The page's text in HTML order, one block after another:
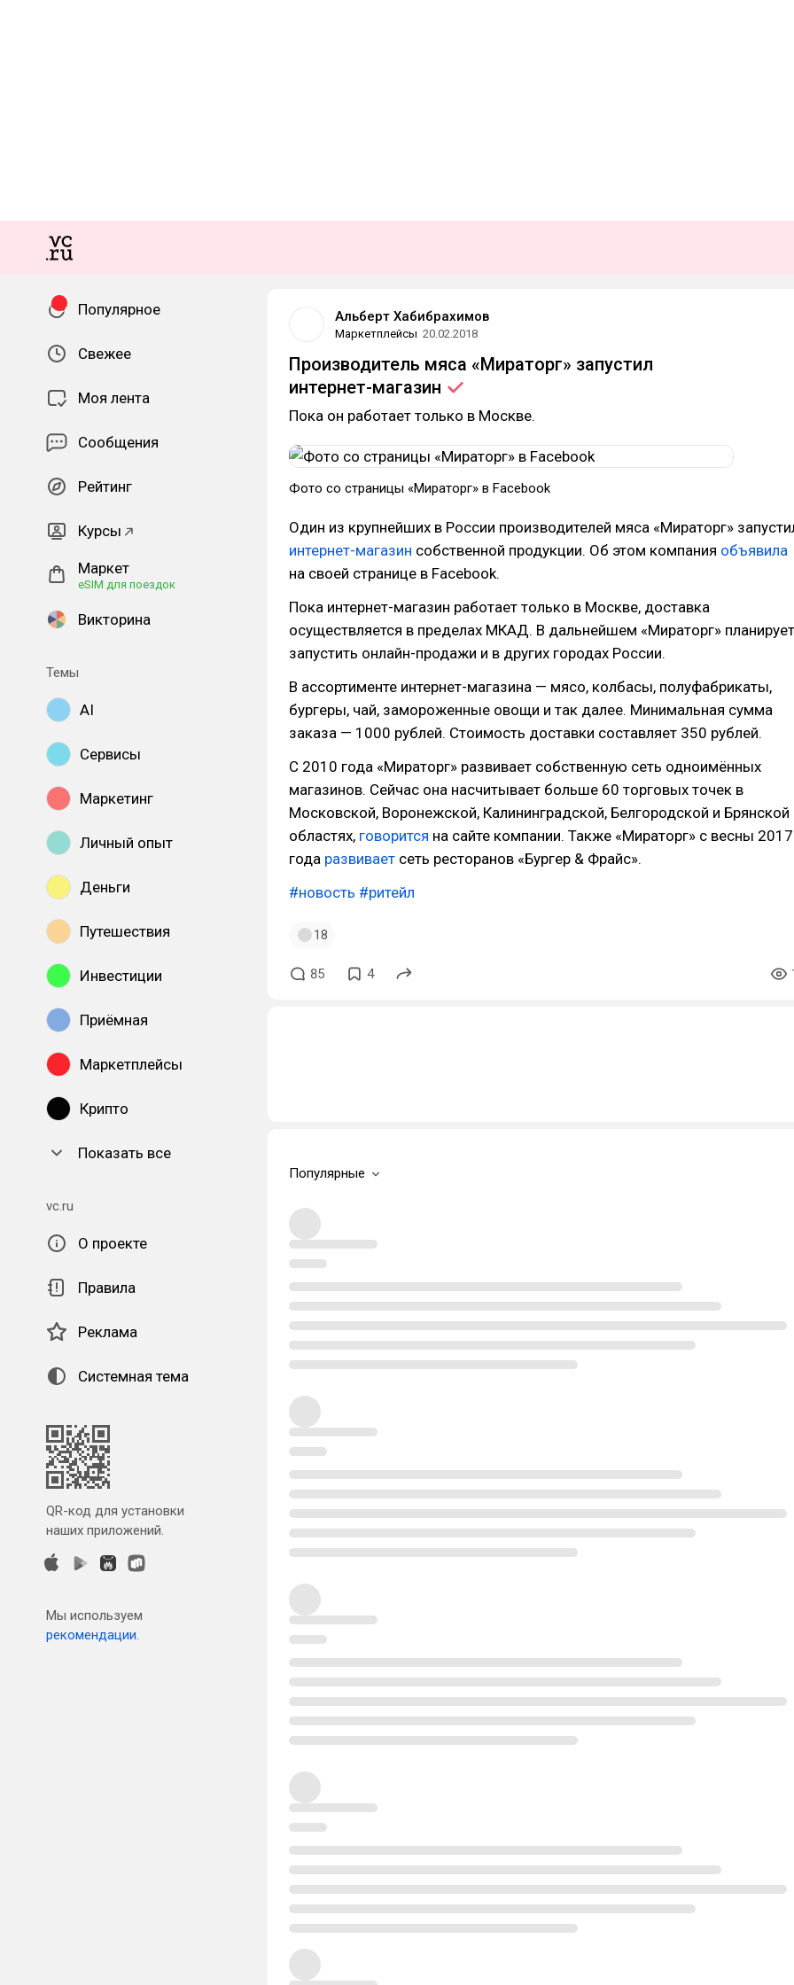
Популярное
Свежее
Моя лента
Сообщения
Рейтинг
Курсы
Маркет
eSIM для поездок
Викторина
Темы
AI
Сервисы
Маркетинг
Личный опыт
Деньги
Путешествия
Инвестиции
Приёмная
Маркетплейсы
Крипто
Показать все
vc.ru
О проекте
Правила
Реклама
Системная тема
QR-код для установки
наших приложений.
Мы используем
рекомендации.
Альберт Хабибрахимов
Маркетплейсы 20.02.2018
Производитель мяса «Мираторг» запустил
интернет-магазин
Пока он работает только в Москве.
Фото со страницы «Мираторг» в Facebook
Один из крупнейших в России производителей мяса «Мираторг»
интернет-магазин собственной продукции. Об этом компания объявила
на своей странице в Facebook.
Пока интернет-магазин работает только в Москве, доставка
осуществляется в пределах МКАД. В дальнейшем «Мираторг» планирует
запустить онлайн-продажи и в других городах России.
В ассортименте интернет-магазина — мясо, колбасы, полуфабрикаты,
бургеры, чай, замороженные овощи и так далее. Минимальная сумма
заказа — 1000 рублей. Стоимость доставки составляет 350 рублей.
С 2010 года «Мираторг» развивает собственную сеть одноимённых
магазинов. Сейчас она насчитывает больше 60 торговых точек в
Московской, Воронежской, Калининградской, Белгородской и Брянской
областях, говорится на сайте компании. Также «Мираторг» с весны 2017
года развивает сеть ресторанов «Бургер & Фрайс».
#новость #ритейл
18
85 4
Популярные